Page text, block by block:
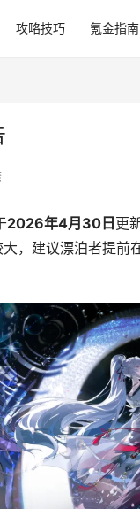
攻略技巧 氪金指南
2026年4月30日 更
，建议漂泊者提